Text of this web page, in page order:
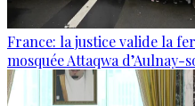
France: la justice valide la
mosquée Attaqwa d’Aulnay-